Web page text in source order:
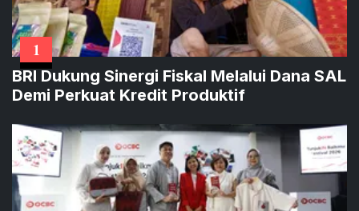
1
BRI Dukung Sinergi Fiskal Melalui Dana SAL
Demi Perkuat Kredit Produktif